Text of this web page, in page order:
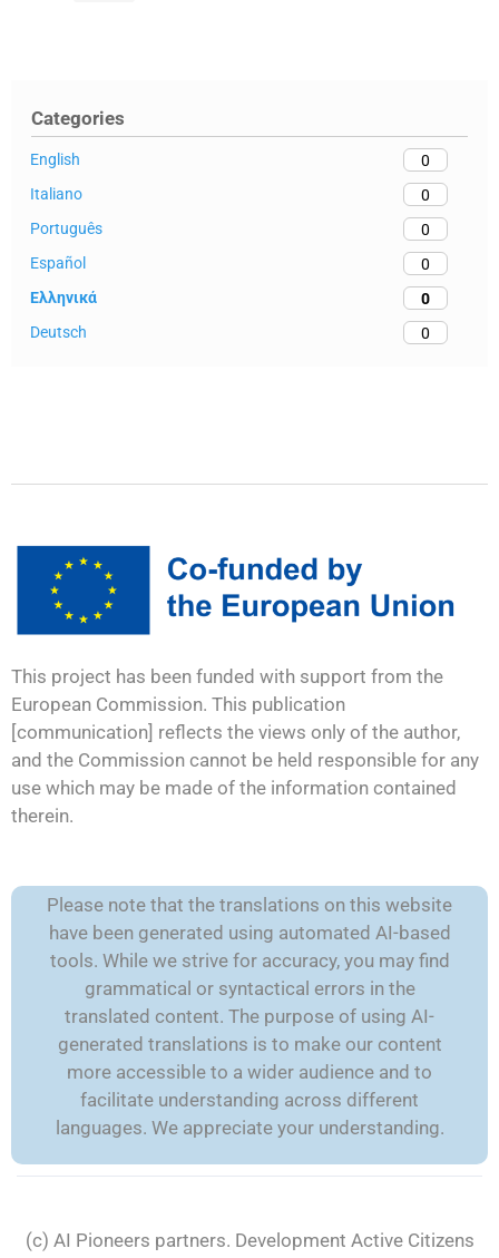
Categories
English
0
Italiano
0
Português
0
Español
0
Ελληνικά
0
Deutsch
0
This project has been funded with support from the
European Commission. This publication
[communication] reflects the views only of the author,
and the Commission cannot be held responsible for any
use which may be made of the information contained
therein.
Please note that the translations on this website
have been generated using automated AI-based
tools. While we strive for accuracy, you may find
grammatical or syntactical errors in the
translated content. The purpose of using AI-
generated translations is to make our content
more accessible to a wider audience and to
facilitate understanding across different
languages. We appreciate your understanding.
(c) AI Pioneers partners. Development Active Citizens